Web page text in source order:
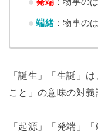
端緒：物事の
「誕生」「生誕」
こと」の意味の対義
「起源」「発端」